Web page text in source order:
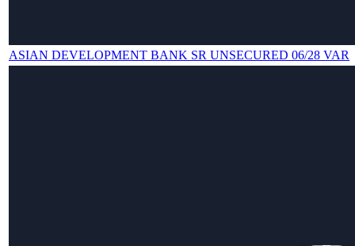
ASIAN DEVELOPMENT BANK SR UNSECURED 06/28 VAR